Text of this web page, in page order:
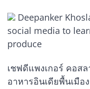
Deepanker
social media to
produce
เชฟดีแพงเกอร์ คอส
อาหารอินเดียพื้นเมือ